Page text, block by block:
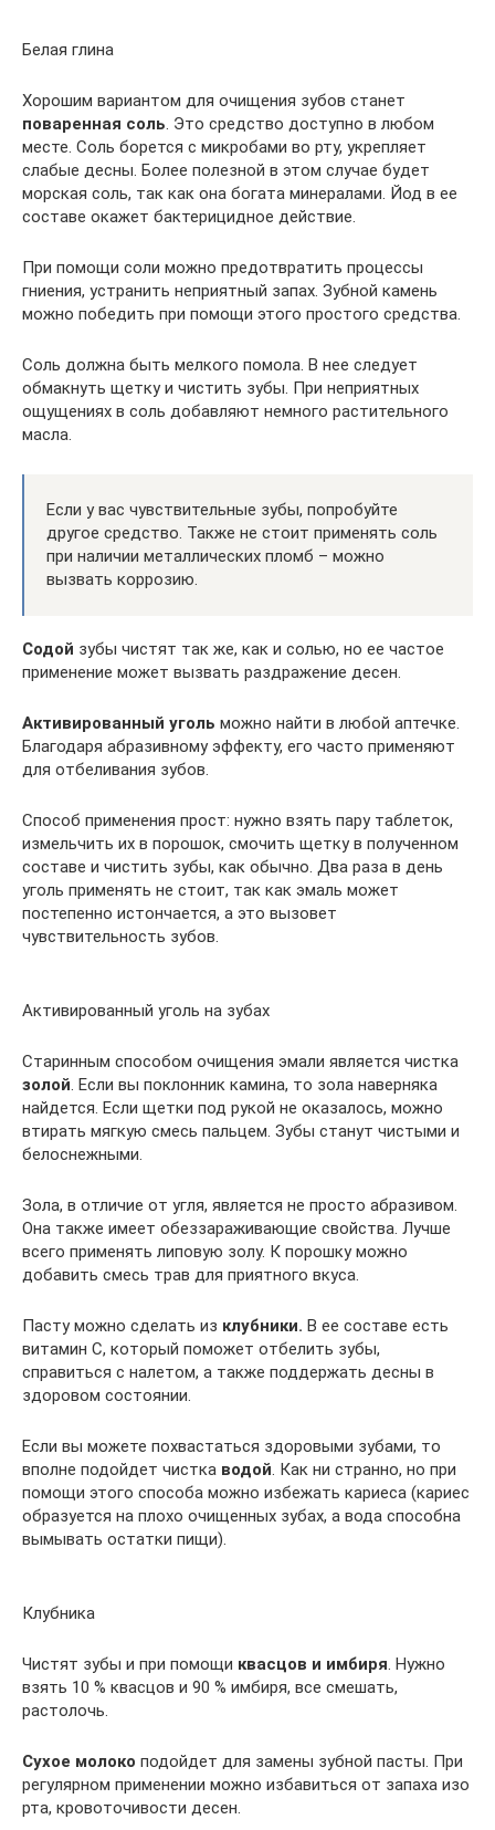
Белая глина
Хорошим вариантом для очищения зубов станет
поваренная соль . Это средство доступно в любом
месте. Соль борется с микробами во рту, укрепляет
слабые десны. Более полезной в этом случае будет
морская соль, так как она богата минералами. Йод в ее
составе окажет бактерицидное действие.
При помощи соли можно предотвратить процессы
гниения, устранить неприятный запах. Зубной камень
можно победить при помощи этого простого средства.
Соль должна быть мелкого помола. В нее следует
обмакнуть щетку и чистить зубы. При неприятных
ощущениях в соль добавляют немного растительного
масла.
Если у вас чувствительные зубы, попробуйте
другое средство. Также не стоит применять соль
при наличии металлических пломб – можно
вызвать коррозию.
Содой зубы чистят так же, как и солью, но ее частое
применение может вызвать раздражение десен.
Активированный уголь можно найти в любой аптечке.
Благодаря абразивному эффекту, его часто применяют
для отбеливания зубов.
Способ применения прост: нужно взять пару таблеток,
измельчить их в порошок, смочить щетку в полученном
составе и чистить зубы, как обычно. Два раза в день
уголь применять не стоит, так как эмаль может
постепенно истончается, а это вызовет
чувствительность зубов.
Активированный уголь на зубах
Старинным способом очищения эмали является чистка
золой . Если вы поклонник камина, то зола наверняка
найдется. Если щетки под рукой не оказалось, можно
втирать мягкую смесь пальцем. Зубы станут чистыми и
белоснежными.
Зола, в отличие от угля, является не просто абразивом.
Она также имеет обеззараживающие свойства. Лучше
всего применять липовую золу. К порошку можно
добавить смесь трав для приятного вкуса.
Пасту можно сделать из клубники. В ее составе есть
витамин С, который поможет отбелить зубы,
справиться с налетом, а также поддержать десны в
здоровом состоянии.
Если вы можете похвастаться здоровыми зубами, то
вполне подойдет чистка водой . Как ни странно, но при
помощи этого способа можно избежать кариеса (кариес
образуется на плохо очищенных зубах, а вода способна
вымывать остатки пищи).
Клубника
Чистят зубы и при помощи квасцов и имбиря . Нужно
взять 10 % квасцов и 90 % имбиря, все смешать,
растолочь.
Сухое молоко подойдет для замены зубной пасты. При
регулярном применении можно избавиться от запаха изо
рта, кровоточивости десен.